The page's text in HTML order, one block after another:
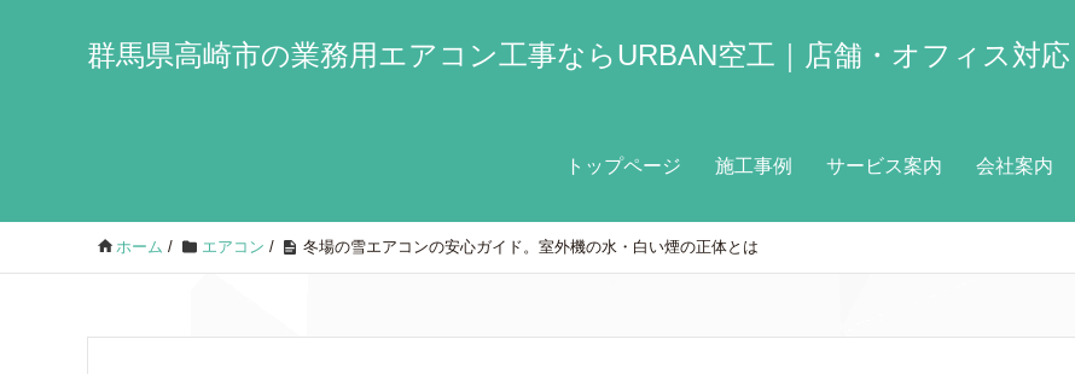
群馬県高崎市の業務用エアコン工事ならURBAN空工｜店舗・オフィス対応
トップページ 施工事例 サービス案内 会社案内
ホーム / エアコン / 冬場の雪エアコンの安心ガイド。室外機の水・白い煙の正体とは